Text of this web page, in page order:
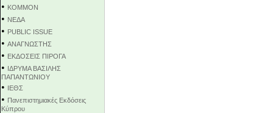
• KOMMON
• NEΔΑ
• PUBLIC ISSUE
• ΑΝΑΓΝΩΣΤΗΣ
• ΕΚΔΟΣΕΙΣ ΠΙΡΟΓΑ
• ΙΔΡΥΜΑ ΒΑΣΙΛΗΣ
ΠΑΠΑΝΤΩΝΙΟΥ
• ΙΕΘΣ
• Πανεπιστημιακές Εκδόσεις
Κύπρου